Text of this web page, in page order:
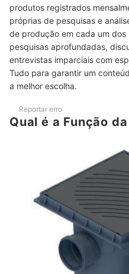
5 Veja Se a Caixa de
6
Observe os Recursos
Limpeza e Manutenção
Top 10 Melhores Caixas de
Veja Outros Acessórios para
Conclusão
produtos registrados
próprias de pesquisas e
de produção em cada um dos
pesquisas aprofundadas,
entrevistas imparciais com
Tudo para garantir um
a melhor escolha.
Reportar erro
Qual é a Função